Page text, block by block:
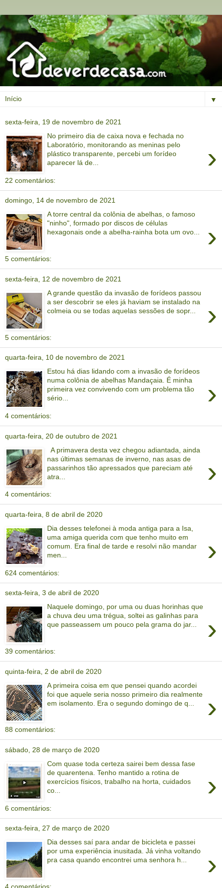
▼
sexta-feira, 19 de novembro de 2021
›
No primeiro dia de caixa nova e fechada no
Laboratório, monitorando as meninas pelo
plástico transparente, percebi um forídeo
aparecer lá de...
22 comentários:
domingo, 14 de novembro de 2021
›
A torre central da colônia de abelhas, o famoso
"ninho", formado por discos de células
hexagonais onde a abelha-rainha bota um ovo...
5 comentários:
sexta-feira, 12 de novembro de 2021
›
A grande questão da invasão de forídeos passou
a ser descobrir se eles já haviam se instalado na
colmeia ou se todas aquelas sessões de sopr...
5 comentários:
quarta-feira, 10 de novembro de 2021
›
Estou há dias lidando com a invasão de forídeos
numa colônia de abelhas Mandaçaia. É minha
primeira vez convivendo com um problema tão
sério...
4 comentários:
quarta-feira, 20 de outubro de 2021
›
A primavera desta vez chegou adiantada, ainda
nas últimas semanas de inverno, nas asas de
passarinhos tão apressados que pareciam até
atra...
4 comentários:
quarta-feira, 8 de abril de 2020
›
Dia desses telefonei à moda antiga para a Isa,
uma amiga querida com que tenho muito em
comum. Era final de tarde e resolvi não mandar
men...
624 comentários:
sexta-feira, 3 de abril de 2020
›
Naquele domingo, por uma ou duas horinhas que
a chuva deu uma trégua, soltei as galinhas para
que passeassem um pouco pela grama do jar...
39 comentários:
quinta-feira, 2 de abril de 2020
›
A primeira coisa em que pensei quando acordei
foi que aquele seria nosso primeiro dia realmente
em isolamento. Era o segundo domingo de q...
88 comentários:
sábado, 28 de março de 2020
›
Com quase toda certeza sairei bem dessa fase
de quarentena. Tenho mantido a rotina de
exercícios físicos, trabalho na horta, cuidados
co...
6 comentários:
sexta-feira, 27 de março de 2020
›
Dia desses saí para andar de bicicleta e passei
por uma experiência inusitada. Já vinha voltando
pra casa quando encontrei uma senhora h...